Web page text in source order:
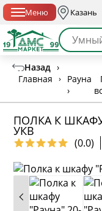
Меню Казань
Назад ›
Главная
›
Рауна
›
ПОЛКА К
УКВ
(0.0)